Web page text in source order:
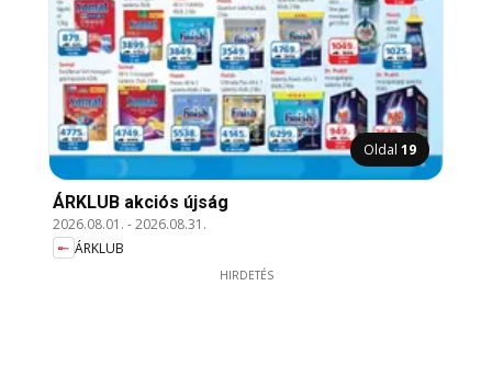
Oldal 19
ÁRKLUB akciós újság
2026.08.01. -2026.08.31.
ÁRKLUB
HIRDETÉS